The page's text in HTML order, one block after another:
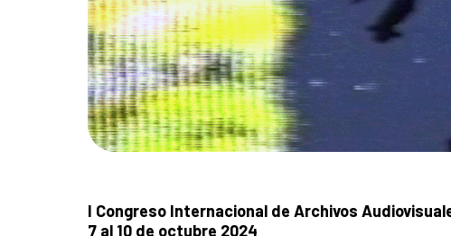
I Congreso Internacional de Archivos
7 al 10 de octubre 2024